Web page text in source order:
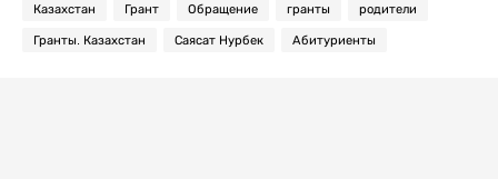
Казахстан Грант Обращение гранты родители
Гранты. Казахстан Саясат Нурбек Абитуриенты